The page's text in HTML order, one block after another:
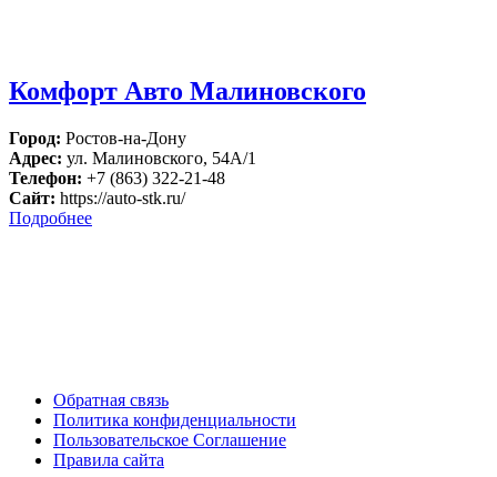
Комфорт Авто Малиновского
Город: Ростов-на-Дону
Адрес: ул. Малиновского, 54А/1
Телефон: +7 (863) 322-21-48
Сайт: https://auto-stk.ru/
Подробнее
Обратная связь
Политика конфиденциальности
Пользовательское Соглашение
Правила сайта